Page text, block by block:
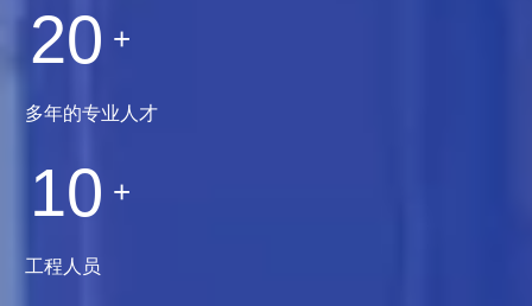
20 +
多年的专业人才
10 +
工程人员